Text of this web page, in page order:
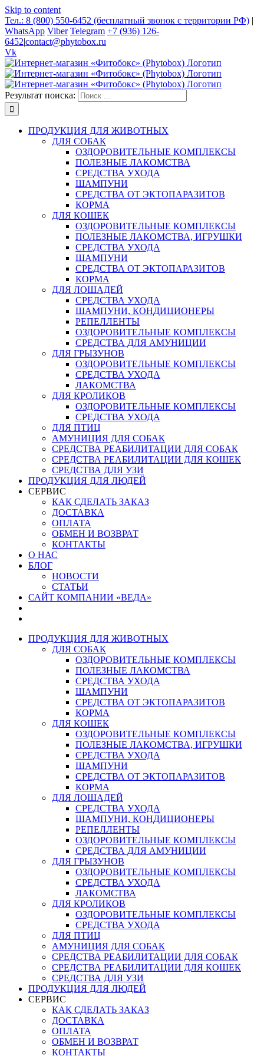
Skip to content
Тел.: 8 (800) 550-6452 (бесплатный звонок с территории РФ) |
WhatsApp Viber Telegram +7 (936) 126-
6452|contact@phytobox.ru
Vk
Результат поиска:
ПРОДУКЦИЯ ДЛЯ ЖИВОТНЫХ
ДЛЯ СОБАК
ОЗДОРОВИТЕЛЬНЫЕ КОМПЛЕКСЫ
ПОЛЕЗНЫЕ ЛАКОМСТВА
СРЕДСТВА УХОДА
ШАМПУНИ
СРЕДСТВА ОТ ЭКТОПАРАЗИТОВ
КОРМА
ДЛЯ КОШЕК
ОЗДОРОВИТЕЛЬНЫЕ КОМПЛЕКСЫ
ПОЛЕЗНЫЕ ЛАКОМСТВА, ИГРУШКИ
СРЕДСТВА УХОДА
ШАМПУНИ
СРЕДСТВА ОТ ЭКТОПАРАЗИТОВ
КОРМА
ДЛЯ ЛОШАДЕЙ
СРЕДСТВА УХОДА
ШАМПУНИ, КОНДИЦИОНЕРЫ
РЕПЕЛЛЕНТЫ
ОЗДОРОВИТЕЛЬНЫЕ КОМПЛЕКСЫ
СРЕДСТВА ДЛЯ АМУНИЦИИ
ДЛЯ ГРЫЗУНОВ
ОЗДОРОВИТЕЛЬНЫЕ КОМПЛЕКСЫ
СРЕДСТВА УХОДА
ЛАКОМСТВА
ДЛЯ КРОЛИКОВ
ОЗДОРОВИТЕЛЬНЫЕ КОМПЛЕКСЫ
СРЕДСТВА УХОДА
ДЛЯ ПТИЦ
АМУНИЦИЯ ДЛЯ СОБАК
СРЕДСТВА РЕАБИЛИТАЦИИ ДЛЯ СОБАК
СРЕДСТВА РЕАБИЛИТАЦИИ ДЛЯ КОШЕК
СРЕДСТВА ДЛЯ УЗИ
ПРОДУКЦИЯ ДЛЯ ЛЮДЕЙ
СЕРВИС
КАК СДЕЛАТЬ ЗАКАЗ
ДОСТАВКА
ОПЛАТА
ОБМЕН И ВОЗВРАТ
КОНТАКТЫ
О НАС
БЛОГ
НОВОСТИ
СТАТЬИ
САЙТ КОМПАНИИ «ВЕДА»
ПРОДУКЦИЯ ДЛЯ ЖИВОТНЫХ
ДЛЯ СОБАК
ОЗДОРОВИТЕЛЬНЫЕ КОМПЛЕКСЫ
ПОЛЕЗНЫЕ ЛАКОМСТВА
СРЕДСТВА УХОДА
ШАМПУНИ
СРЕДСТВА ОТ ЭКТОПАРАЗИТОВ
КОРМА
ДЛЯ КОШЕК
ОЗДОРОВИТЕЛЬНЫЕ КОМПЛЕКСЫ
ПОЛЕЗНЫЕ ЛАКОМСТВА, ИГРУШКИ
СРЕДСТВА УХОДА
ШАМПУНИ
СРЕДСТВА ОТ ЭКТОПАРАЗИТОВ
КОРМА
ДЛЯ ЛОШАДЕЙ
СРЕДСТВА УХОДА
ШАМПУНИ, КОНДИЦИОНЕРЫ
РЕПЕЛЛЕНТЫ
ОЗДОРОВИТЕЛЬНЫЕ КОМПЛЕКСЫ
СРЕДСТВА ДЛЯ АМУНИЦИИ
ДЛЯ ГРЫЗУНОВ
ОЗДОРОВИТЕЛЬНЫЕ КОМПЛЕКСЫ
СРЕДСТВА УХОДА
ЛАКОМСТВА
ДЛЯ КРОЛИКОВ
ОЗДОРОВИТЕЛЬНЫЕ КОМПЛЕКСЫ
СРЕДСТВА УХОДА
ДЛЯ ПТИЦ
АМУНИЦИЯ ДЛЯ СОБАК
СРЕДСТВА РЕАБИЛИТАЦИИ ДЛЯ СОБАК
СРЕДСТВА РЕАБИЛИТАЦИИ ДЛЯ КОШЕК
СРЕДСТВА ДЛЯ УЗИ
ПРОДУКЦИЯ ДЛЯ ЛЮДЕЙ
СЕРВИС
КАК СДЕЛАТЬ ЗАКАЗ
ДОСТАВКА
ОПЛАТА
ОБМЕН И ВОЗВРАТ
КОНТАКТЫ